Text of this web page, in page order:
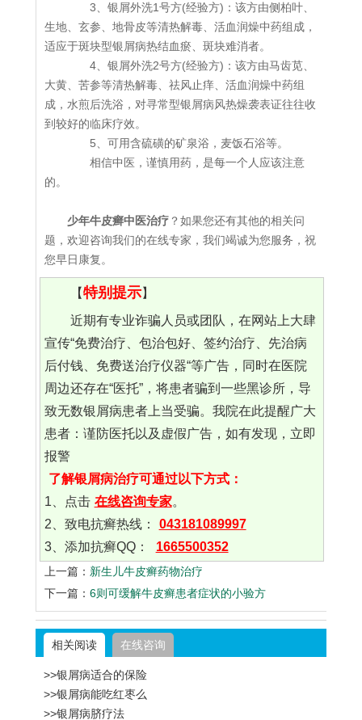
3、银屑外洗1号方(经验方)：该方由侧柏叶、
生地、玄参、地骨皮等清热解毒、活血润燥中药组成，
适应于斑块型银屑病热结血瘀、斑块难消者。
4、银屑外洗2号方(经验方)：该方由马齿苋、
大黄、苦参等清热解毒、祛风止痒、活血润燥中药组
成，水煎后洗浴，对寻常型银屑病风热燥袭表证往往收
到较好的临床疗效。
5、可用含硫磺的矿泉浴，麦饭石浴等。
相信中医，谨慎用药，是每一个人应该注意
的。
少年牛皮癣中医治疗 ？如果您还有其他的相关问
题，欢迎咨询我们的在线专家，我们竭诚为您服务，祝
您早日康复。
【特别提示】
近期有专业诈骗人员或团队，在网站上大肆
宣传“免费治疗、包治包好、签约治疗、先治病
后付钱、免费送治疗仪器“等广告，同时在医院
周边还存在“医托”，将患者骗到一些黑诊所，导
致无数银屑病患者上当受骗。我院在此提醒广大
患者：谨防医托以及虚假广告，如有发现，立即
报警
了解银屑病治疗可通过以下方式：
1、点击 在线咨询专家。
2、致电抗癣热线：
043181089997
3、添加抗癣QQ：
1665500352
上一篇： 新生儿牛皮癣药物治疗
下一篇： 6则可缓解牛皮癣患者症状的小验方
相关阅读 在线咨询
>>银屑病适合的保险
>>银屑病能吃红枣么
>>银屑病脐疗法